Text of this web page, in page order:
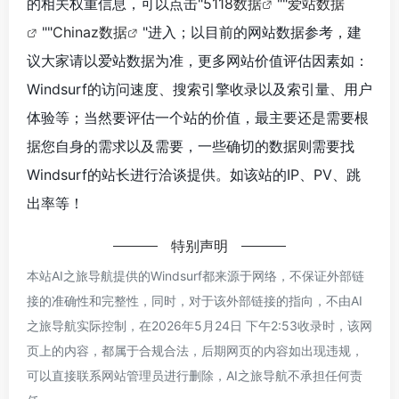
""Chinaz数据
"进入；以目前的网站数据参考，建
议大家请以爱站数据为准，更多网站价值评估因素如：
Windsurf的访问速度、搜索引擎收录以及索引量、用户
体验等；当然要评估一个站的价值，最主要还是需要根
据您自身的需求以及需要，一些确切的数据则需要找
Windsurf的站长进行洽谈提供。如该站的IP、PV、跳
出率等！
特别声明
本站AI之旅导航提供的Windsurf都来源于网络，不保证外部链
接的准确性和完整性，同时，对于该外部链接的指向，不由AI
之旅导航实际控制，在2026年5月24日 下午2:53收录时，该网
页上的内容，都属于合规合法，后期网页的内容如出现违规，
可以直接联系网站管理员进行删除，AI之旅导航不承担任何责